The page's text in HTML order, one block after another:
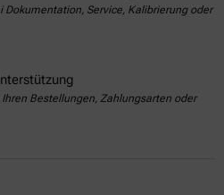
Dokumentation, Service, Kalibrierung oder
Bestellungen, Zahlungsarten oder